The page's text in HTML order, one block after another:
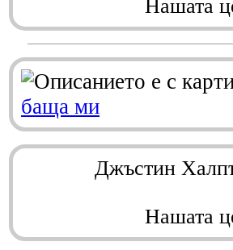
Нашата
баща ми
Джъстин
Нашата